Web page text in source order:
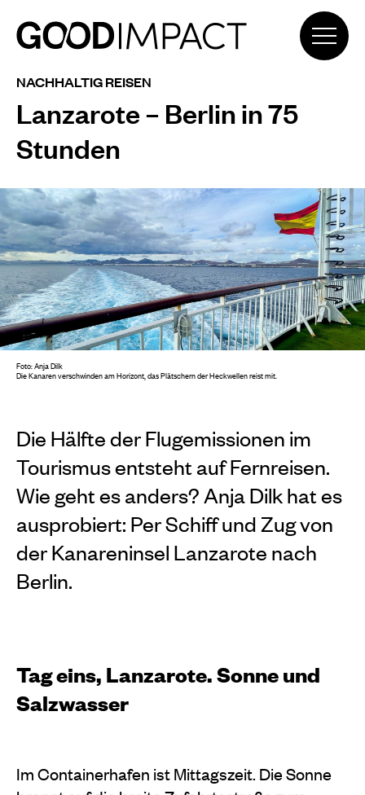
NACHHALTIG REISEN
Lanzarote – Berlin in 75
Stunden
Die Hälfte der Flugemissionen im
Tourismus entsteht auf Fernreisen.
Wie geht es anders? Anja Dilk hat es
ausprobiert: Per Schiff und Zug von
der Kanareninsel Lanzarote nach
Berlin.
Tag eins, Lanzarote. Sonne und
Salzwasser
Im Containerhafen ist Mittagszeit. Die Sonne
Foto: Anja Dilk
Die Kanaren verschwinden am Horizont, das Plätschern der Heckwellen reist mit.